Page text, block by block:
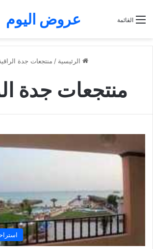
عروض اليوم القائمة
الرئيسية / منتجعات جدة
منتجعات جدة